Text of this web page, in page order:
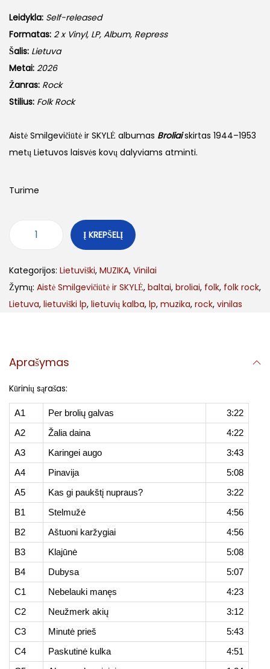
Leidykla: Self-released
Formatas: 2 x Vinyl, LP, Album, Repress
Šalis: Lietuva
Metai: 2026
Žanras: Rock
Stilius: Folk Rock
Aistė Smilgevičiūtė ir SKYLĖ albumas Broliaiskirtas 1944–1953
metų Lietuvos laisvės kovų dalyviams atminti.
Turime
Į KREPŠELĮ
Kategorijos: Lietuviški, MUZIKA, Vinilai
Žymų: Aistė Smilgevičiūtė ir SKYLĖ, baltai, broliai, folk, folk rock,
Lietuva, lietuviški lp, lietuvių kalba, lp, muzika, rock, vinilas
Aprašymas
Kūrinių sąrašas:
A1 Per brolių galvas
3:22
A2
Žalia daina
4:22
A3
Karingei augo
3:43
A4
Pinavija
5:08
A5
Kas gi paukštį nupraus?
3:22
B1
Stelmužė
4:56
B2
Aštuoni karžygiai
4:56
B3
Klajūnė
5:08
B4
Dubysa
5:07
C1
Nebelauki manęs
4:23
C2
Neužmerk akių
3:12
C3
Minutė prieš
5:43
C4
Paskutinė kulka
4:51